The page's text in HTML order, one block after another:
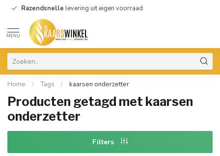
Razendsnelle levering uit eigen voorraad
MENU
Home / Tags / kaarsen onderzetter
Producten getagd met kaarsen
onderzetter
Filters